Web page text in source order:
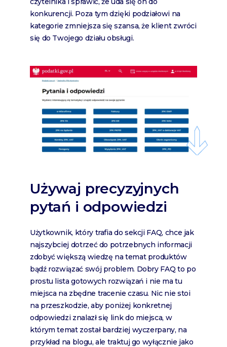
konkurencji. Poza tym dzięki podziałowi na
kategorie zmniejsza się szansa, że klient zwróci
się do Twojego działu obsługi.
Używaj precyzyjnych
pytań i odpowiedzi
Użytkownik, który trafia do sekcji FAQ, chce jak
najszybciej dotrzeć do potrzebnych informacji
zdobyć większą wiedzę na temat produktów
bądź rozwiązać swój problem. Dobry FAQ to po
prostu lista gotowych rozwiązań i nie ma tu
miejsca na zbędne tracenie czasu. Nic nie stoi
na przeszkodzie, aby poniżej konkretnej
odpowiedzi znalazł się link do miejsca, w
którym temat został bardziej wyczerpany, na
przykład na blogu, ale traktuj go wyłącznie jako